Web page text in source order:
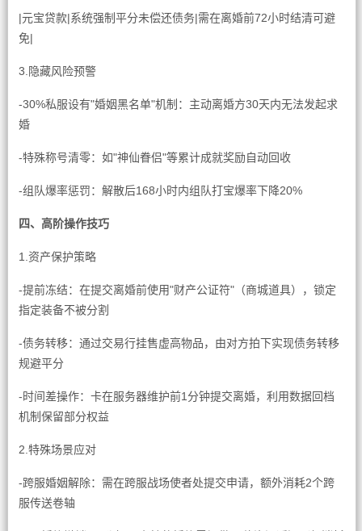
|元宝贷款|系统强制平分未偿还债务|需在离婚前72小时结清可避
免|
3.隐藏风险预警
-30%私服设有"婚姻黑名单"机制：主动离婚方30天内无法发起求
婚
-特殊称号清零：如"神仙眷侣"等累计成就奖励自动回收
-组队爆率惩罚：解散后168小时内组队打宝爆率下降20%
四、高阶操作技巧
1.资产保护策略
-提前冻结：在提交离婚前使用"财产公证符"（商城道具），锁定
指定装备不被分割
-债务转移：通过交易行挂售虚高物品，由对方拍下实现债务转移
规避平分
-时间差操作：卡在服务器维护前1分钟提交离婚，利用数据回档
机制保留部分权益
2.特殊场景应对
-跨服婚姻解除：需在跨服战场使者处提交申请，额外消耗2个跨
服传送卷轴